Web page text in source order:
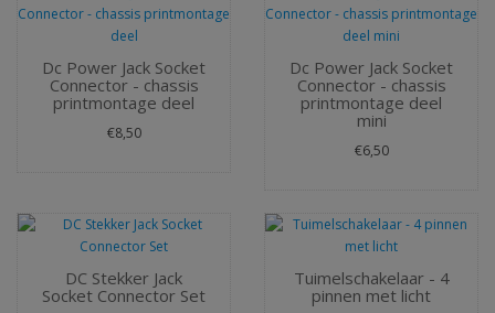
Dc Power Jack Socket
Connector - chassis
printmontage deel
€8,50
Dc Power Jack Socket
Connector - chassis
printmontage deel
mini
€6,50
DC Stekker Jack
Socket Connector Set
Tuimelschakelaar - 4
pinnen met licht